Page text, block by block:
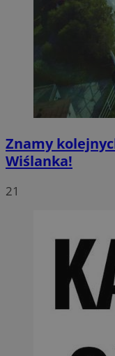
Znamy
Wiślanka!
21